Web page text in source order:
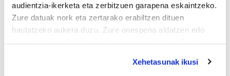
audientzia-ikerketa eta zerbitzuen garapena eskaintzeko.
Zure datuak nork eta zertarako erabiltzen dituen
hautatzeko aukera duzu. Zure onespena aldatzen edo
Xehetasunak ikusi
Astekaria
lekua hartu du